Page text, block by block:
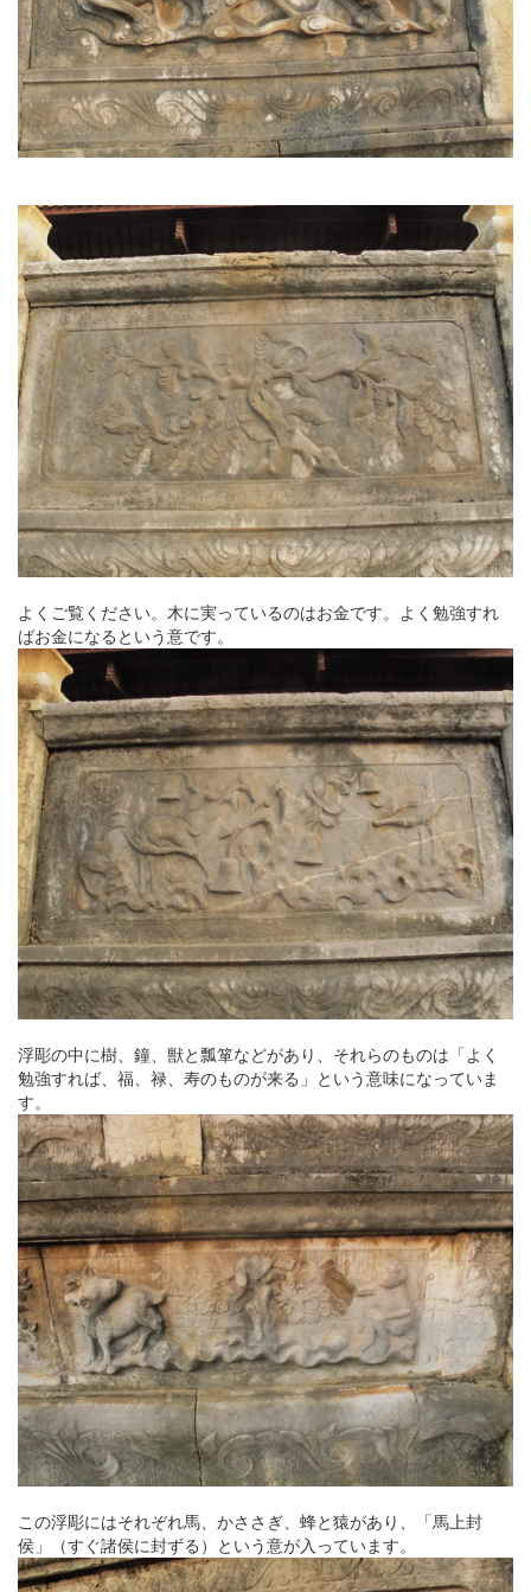
よくご覧ください。木に実っているのはお金です。よく勉強すれ
ばお金になるという意です。
浮彫の中に樹、鐘、獣と瓢箪などがあり、それらのものは「よく
勉強すれば、福、禄、寿のものが来る」という意味になっていま
す。
この浮彫にはそれぞれ馬、かささぎ、蜂と猿があり、「馬上封
侯」（すぐ諸侯に封ずる）という意が入っています。